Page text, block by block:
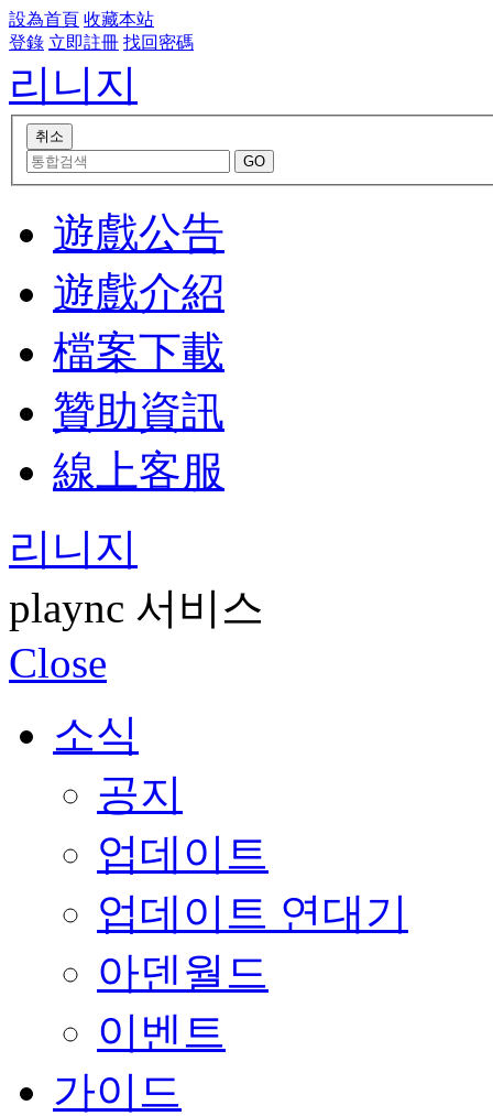
設為首頁 收藏本站
登錄 立即註冊 找回密碼
리니지
遊戲公告
遊戲介紹
檔案下載
贊助資訊
線上客服
리니지
plaync 서비스
Close
소식
공지
업데이트
업데이트 연대기
아덴월드
이벤트
가이드